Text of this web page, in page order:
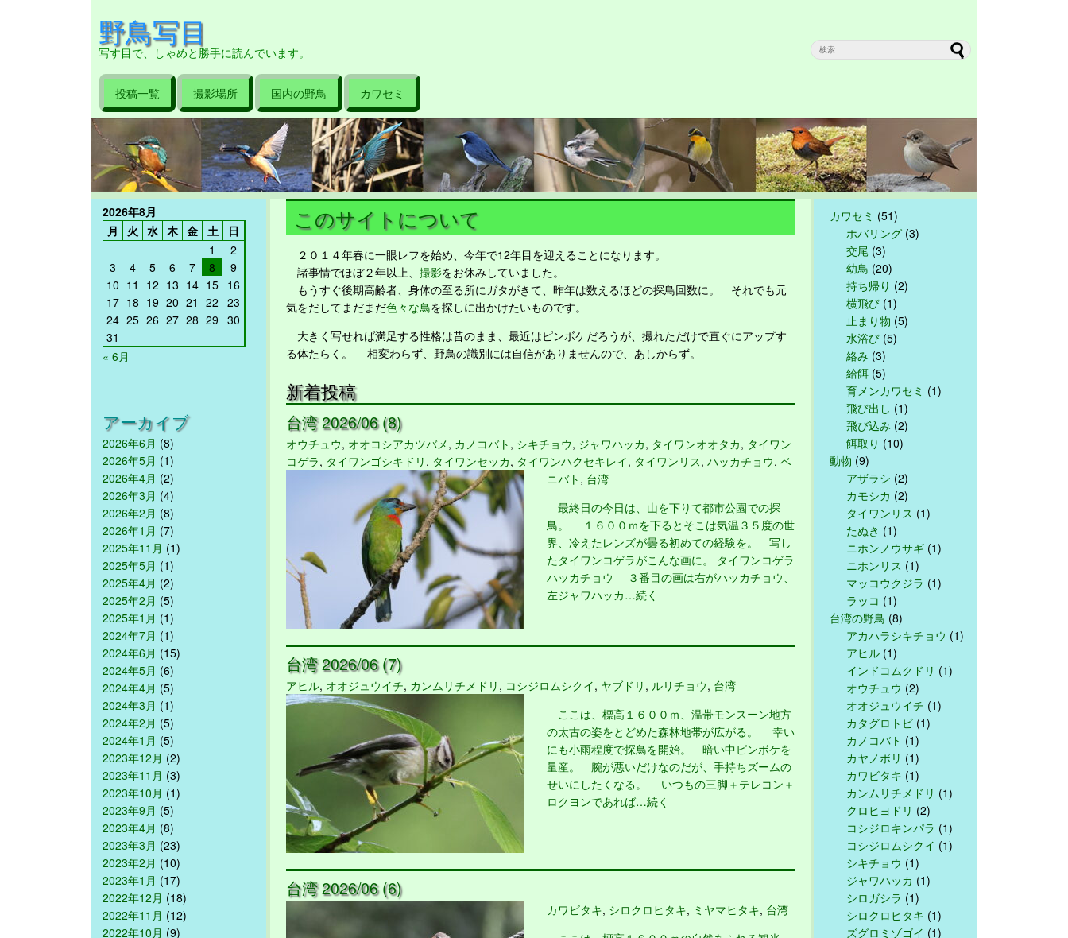
野鳥写目
写す目で、しゃめと勝手に読んでいます。
投稿一覧 撮影場所 国内の野鳥 カワセミ
2026年8月
月
火 水 木 金 土
日
1
2
3
4 5 6 7 8
9
10 11 12 13 14 15 16
17 18 19 20 21 22 23
24 25 26 27 28 29 30
31
« 6月
アーカイブ
2026年6月 (8)
2026年5月 (1)
2026年4月 (2)
2026年3月 (4)
2026年2月 (8)
2026年1月 (7)
2025年11月 (1)
2025年5月 (1)
2025年4月 (2)
2025年2月 (5)
2025年1月 (1)
2024年7月 (1)
2024年6月 (15)
2024年5月 (6)
2024年4月 (5)
2024年3月 (1)
2024年2月 (5)
2024年1月 (5)
2023年12月 (2)
2023年11月 (3)
2023年10月 (1)
2023年9月 (5)
2023年4月 (8)
2023年3月 (23)
2023年2月 (10)
2023年1月 (17)
2022年12月 (18)
2022年11月 (12)
2022年10月 (9)
このサイトについて
２０１４年春に一眼レフを始め、今年で12年目を迎えることになります。
諸事情でほぼ２年以上、 撮影をお休みしていました。
もうすぐ後期高齢者、身体の至る所にガタがきて、昨年は数えるほどの探鳥回数に。 それでも元
気をだしてまだまだ色々な鳥を探しに出かけたいものです。
大きく写せれば満足する性格は昔のまま、最近はピンボケだろうが、撮れただけで直ぐにアップす
る体たらく。 相変わらず、野鳥の識別には自信がありませんので、あしからず。
新着投稿
台湾 2026/06 (8)
オウチュウ, オオコシアカツバメ, カノコバト , シキチョウ, ジャワハッカ, タイワンオオタカ, タイワン
コゲラ, タイワンゴシキドリ , タイワンセッカ, タイワンハクセキレイ, タイワンリス, ハッカチョウ, ベ
ニバト , 台湾
最終日の今日は、山を下りて都市公園での探
鳥。 １６００ｍを下るとそこは気温３５度の世
界、冷えたレンズが曇る初めての経験を。 写し
たタイワンコゲラがこんな画に。 タイワンコゲラ
ハッカチョウ ３番目の画は右がハッカチョウ、
左ジャワハッカ…続く
台湾 2026/06 (7)
アヒル, オオジュウイチ, カンムリチメドリ , コシジロムシクイ, ヤブドリ , ルリチョウ, 台湾
ここは、標高１６００ｍ、温帯モンスーン地方
の太古の姿をとどめた森林地帯が広がる。 幸い
にも小雨程度で探鳥を開始。 暗い中ピンボケを
量産。 腕が悪いだけなのだが、手持ちズームの
せいにしたくなる。 いつもの三脚＋テレコン＋
ロクヨンであれば…続く
台湾 2026/06 (6)
カワビタキ, シロクロヒタキ, ミヤマヒタキ, 台湾
カワセミ (51)
ホバリング (3)
交尾 (3)
幼鳥 (20)
持ち帰り (2)
横飛び (1)
止まり物 (5)
水浴び (5)
絡み (3)
給餌 (5)
育メンカワセミ (1)
飛び出し (1)
飛び込み (2)
餌取り (10)
動物 (9)
アザラシ (2)
カモシカ (2)
タイワンリス (1)
たぬき (1)
ニホンノウサギ (1)
ニホンリス (1)
マッコウクジラ (1)
ラッコ (1)
台湾の野鳥 (8)
アカハラシキチョウ (1)
アヒル (1)
インドコムクドリ (1)
オウチュウ (2)
オオジュウイチ (1)
カタグロトビ (1)
カノコバト (1)
カヤノボリ (1)
カワビタキ (1)
カンムリチメドリ (1)
クロヒヨドリ (2)
コシジロキンパラ (1)
コシジロムシクイ (1)
シキチョウ (1)
ジャワハッカ (1)
シロガシラ (1)
シロクロヒタキ (1)
ズグロミゾゴイ (1)